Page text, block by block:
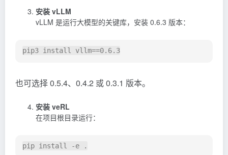
安装 vLLM
vLLM 是运行大模型的关键库，安装 0.6.3 版本：
也可选择 0.5.4、0.4.2 或 0.3.1 版本。
安装 veRL
在项目根目录运行：